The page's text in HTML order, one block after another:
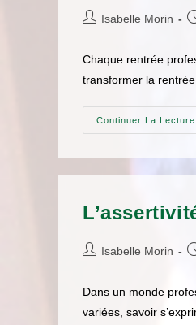
Isabelle Morin
Chaque rentrée
transformer la
Continuer La Lecture
Isabelle Morin
Dans un monde
variées, savoir